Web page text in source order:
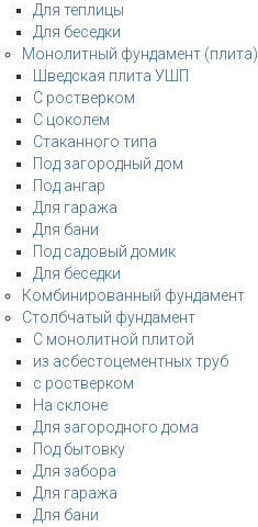
Для теплицы
Для беседки
Монолитный фундамент (плита)
Шведская плита УШП
С ростверком
С цоколем
Стаканного типа
Под загородный дом
Под ангар
Для гаража
Для бани
Под садовый домик
Для беседки
Комбинированный фундамент
Столбчатый фундамент
С монолитной плитой
из асбестоцементных труб
с ростверком
На склоне
Для загородного дома
Под бытовку
Для забора
Для гаража
Для бани